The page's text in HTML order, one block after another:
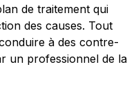
de traitement qui
des causes. Tout
à des contre-
un professionnel de la